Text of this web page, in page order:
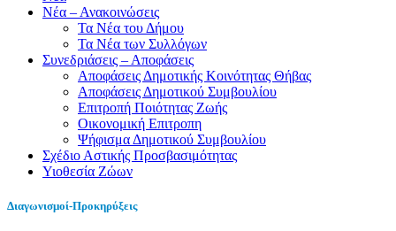
Νέα – Ανακοινώσεις
Τα Νέα του Δήμου
Τα Νέα των Συλλόγων
Συνεδριάσεις – Αποφάσεις
Αποφάσεις Δημοτικής Κοινότητας Θήβας
Αποφάσεις Δημοτικού Συμβουλίου
Επιτροπή Ποιότητας Ζωής
Οικονομική Επιτροπη
Ψήφισμα Δημοτικού Συμβουλίου
Σχέδιο Αστικής Προσβασιμότητας
Υιοθεσία Ζώων
Διαγωνισμοί-Προκηρύξεις